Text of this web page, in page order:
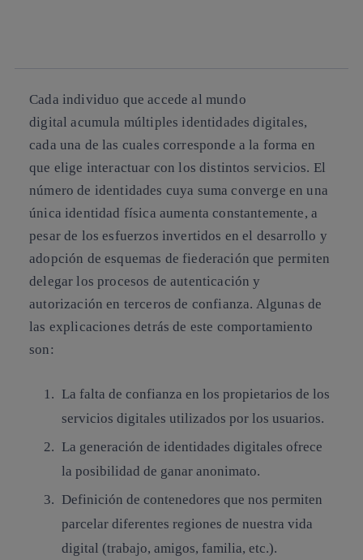
Cada individuo que accede al mundo
digitalacumula múltiples identidades digitales,
cada una de las cuales corresponde a la forma en
que elige interactuar con los distintos servicios. El
número de identidades cuya suma converge en una
única identidad física aumenta constantemente, a
pesar de losesfuerzos invertidos en el desarrollo y
adopción de esquemas de fiederación que permiten
delegar losprocesos de autenticación y
autorización en terceros de confianza. Algunas de
las explicaciones detrás de este comportamiento
son:
La falta de confianza en los propietarios de los
servicios digitales utilizados por los usuarios.
La generación de identidades digitales ofrece
la posibilidad de ganar anonimato.
Definición de contenedores que nos permiten
parcelar diferentes regiones de nuestra vida
digital (trabajo, amigos, familia, etc.).